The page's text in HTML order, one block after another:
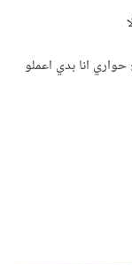
انا بدي اعملو